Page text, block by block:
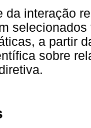
da interação
a partir
sobre